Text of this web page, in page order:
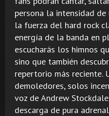
persona la intensidad
la fuerza del hard rock
energía de la banda en
escucharás los himnos
sino que también
repertorio más reciente.
demoledores, solos
voz de Andrew
descarga de pura